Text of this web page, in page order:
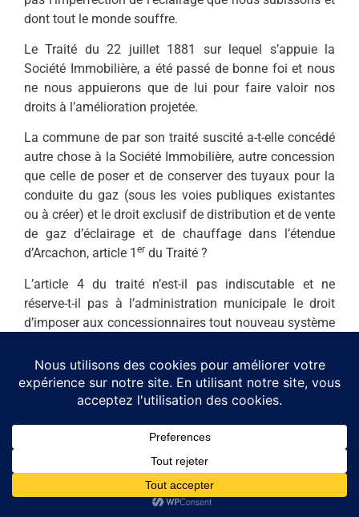
dont tout le monde souffre.
Le Traité du 22 juillet 1881 sur lequel s’appuie la
Société Immobilière, a été passé de bonne foi et nous
ne nous appuierons que de lui pour faire valoir nos
droits à l’amélioration projetée.
La commune de par son traité suscité a-t-elle concédé
autre chose à la Société Immobilière, autre concession
que celle de poser et de conserver des tuyaux pour la
conduite du gaz (sous les voies publiques existantes
ou à créer) et le droit exclusif de distribution et de vente
de gaz d’éclairage et de chauffage dans l’étendue
d’Arcachon, article 1 er du Traité ?
L’article 4 du traité n’est-il pas indiscutable et ne
réserve-t-il pas à l’administration municipale le droit
d’imposer aux concessionnaires tout nouveau système
Les réserves et conditions énumérées à cet article 4, ne
sont-elles pas légitimées ? l’électricité n’est-elle pas
appliquée à l’éclairage public et particulier d’une
grande ville depuis 3 ans et l’économie de 25 % n’est-
Dans une dernière lettre en date du 5 février courant, la
Société Immobilière place sous les yeux de